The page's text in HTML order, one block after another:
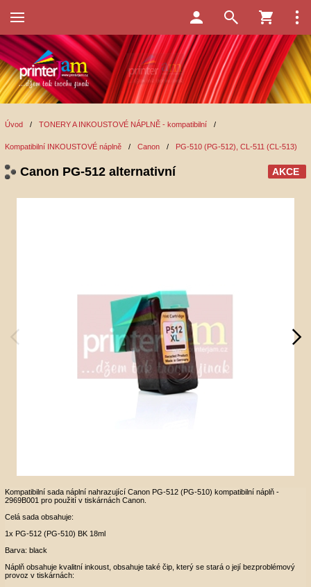
Úvod / TONERY A INKOUSTOVÉ NÁPLNĚ - kompatibilní /
Kompatibilní INKOUSTOVÉ náplně / Canon / PG-510 (PG-512), CL-511 (CL-513)
AKCE
Canon PG-512 alternativní
Kompatibilní sada náplní nahrazující Canon PG-512 (PG-510) kompatibilní náplň -
2969B001 pro použití v tiskárnách Canon.
Celá sada obsahuje:
1x PG-512 (PG-510) BK 18ml
Barva: black
Náplň obsahuje kvalitní inkoust, obsahuje také čip, který se stará o její bezproblémový
provoz v tiskárnách: